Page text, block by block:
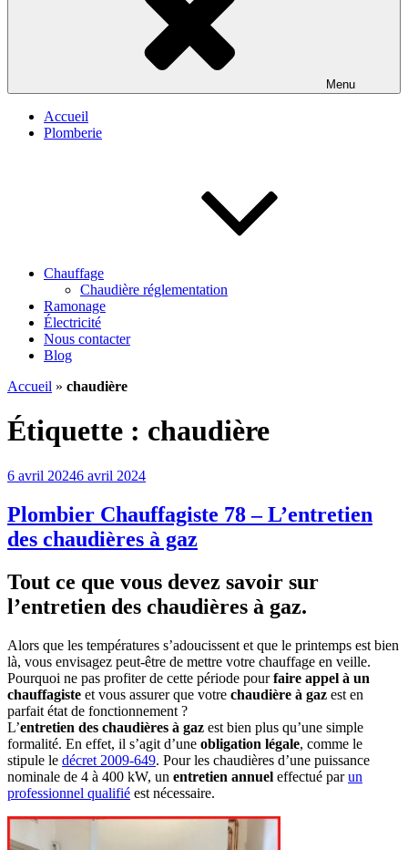
Menu
Accueil
Plomberie
Chauffage
Chaudière réglementation
Ramonage
Électricité
Nous contacter
Blog
Accueil » chaudière
Étiquette : chaudière
Publié
6 avril 20246 avril 2024
Plombier Chauffagiste 78 – L’entretien
des chaudières à gaz
Tout ce que vous devez savoir sur
l’entretien des chaudières à gaz.
Alors que les températures s’adoucissent et que le printemps est bien
là, vous envisagez peut-être de mettre votre chauffage en veille.
Pourquoi ne pas profiter de cette période pourfaire appel à un
chauffagiste et vous assurer que votre chaudière à gaz est en
parfait état de fonctionnement ?
L’entretien des chaudières à gaz est bien plus qu’une simple
formalité. En effet, il s’agit d’une obligation légale, comme le
stipule le décret 2009-649. Pour les chaudières d’une puissance
nominale de 4 à 400 kW, un entretien annuel effectué parun
professionnel qualifié est nécessaire.